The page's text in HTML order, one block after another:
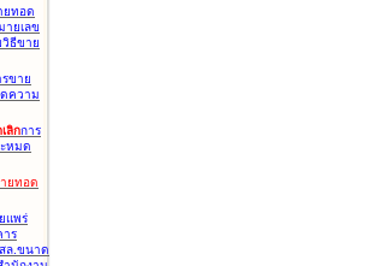
ยทอด
ยเลข
วิธีขาย
รขาย
ความ
ลิกการ
หมด
ยทอด
แพร่
าร
ล.ขนาด